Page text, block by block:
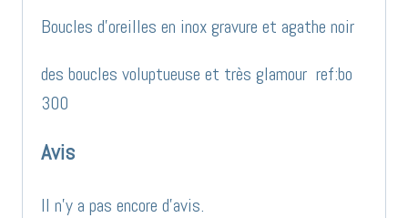
Boucles d’oreilles en inox gravure et agathe noir
des boucles voluptueuse et très glamour ref:bo
300
Avis
Il n’y a pas encore d’avis.